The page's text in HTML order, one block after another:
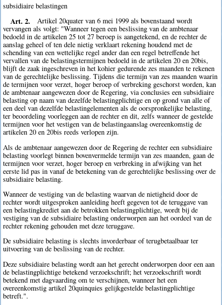
subsidiaire belastingen
Art. 2.
Artikel 20quater van 6 mei 1999 als bovenstaand wordt
vervangen als volgt: "Wanneer tegen een beslissing van de ambtenaar
bedoeld in de artikelen 25 tot 27 beroep is aangetekend, en de rechter de
aanslag geheel of ten dele nietig verklaart rekening houdend met de
schending van een wettelijke regel ander dan een regel betreffende het
vervallen van de belastingstermijnen bedoeld in de artikelen 20 en 20bis,
blijft de zaak ingeschreven in het kohier gedurende zes maanden te rekenen
van de gerechtelijke beslissing. Tijdens die termijn van zes maanden waarin
de termijnen voor verzet, hoger beroep of verbreking geschorst worden, kan
de ambtenaar aangewezen door de Regering, via conclusies een subsidiaire
belasting op naam van dezelfde belastingplichtige en op grond van alle of
een deel van dezelfde belastingelementen als de oorspronkelijke belasting,
ter beoordeling voorleggen aan de rechter en dit, zelfs wanneer de gestelde
termijnen voor het vestigen van de belastingaanslag overeenkomstig de
artikelen 20 en 20bis reeds verlopen zijn.
Als de ambtenaar aangewezen door de Regering de rechter een subsidiaire
belasting voorlegt binnen bovenvermelde termijn van zes maanden, gaan de
termijnen voor verzet, hoger beroep en verbreking in afwijking van het
eerste lid pas in vanaf de betekening van de gerechtelijke beslissing over de
subsidiaire belasting.
Wanneer de vestiging van de belasting waarvan de nietigheid door de
rechter wordt uitgesproken aanleiding heeft gegeven tot de teruggave van
een belastingkrediet aan de betrokken belastingplichtige, wordt bij de
vestiging van de subsidiaire belasting onderworpen aan het oordeel van de
rechter rekening gehouden met deze teruggave.
De subsidiaire belasting is slechts invorderbaar of terugbetaalbaar ter
uitvoering van de beslissing van de rechter.
Deze subsidiaire belasting wordt aan het gerecht onderworpen door een aan
de belastingplichtige betekend verzoekschrift; het verzoekschrift wordt
betekend met dagvaarding om te verschijnen, wanneer het een
overeenkomstig artikel 20quinquies gelijkgestelde belastingplichtige
betreft.".